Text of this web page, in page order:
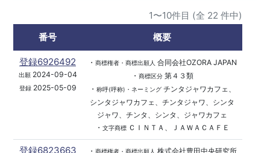
1〜10件目 (全 22 件中)
番号
概要
登録6926492
出願2024-09-04
登録2025-05-09
・ 商標権者・商標出願人 合同会社OZORA JAPAN
・ 商標区分第４３類
・ 称呼(呼称)・ネーミングチンタジャワカフェ、
シンタジャワカフェ、チンタジャワ、シンタ
ジャワ、チンタ、シンタ、ジャワカフェ
・ 文字商標ＣＩＮＴＡ、ＪＡＷＡＣＡＦＥ
登録6823663 ・ 商標権者・商標出願人 株式会社豊田中央研究所